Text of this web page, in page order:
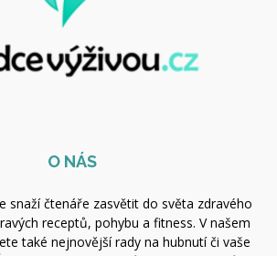
O NÁS
snaží čtenáře zasvětit do světa zdravého
receptů, pohybu a fitness. V našem
také nejnovější rady na hubnutí či vaše